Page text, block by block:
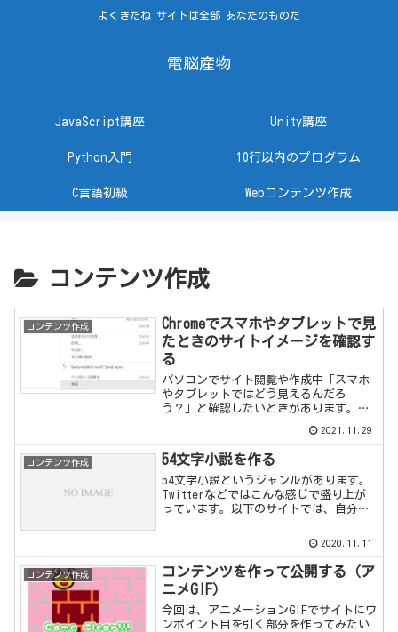
よくきたね サイトは全部 あなたのものだ
電脳産物
JavaScript講座 Unity講座
Python入門 10行以内のプログラム
C言語初級 Webコンテンツ作成
コンテンツ作成
コンテンツ作成
Chromeでスマホやタブレットで見
たときのサイトイメージを確認す
る
パソコンでサイト閲覧や作成中「スマホ
やタブレットではどう見えるんだろ
う？」と確認したいときがあります。そ
2021.11.29
コンテンツ作成 54文字小説を作る
54文字小説というジャンルがあります。
Twitterなどではこんな感じで盛り上が
っています。以下のサイトでは、自分が
用紙に書いたような作品がたちどころに
2020.11.11
コンテンツ作成
コンテンツを作って公開する（ア
ニメGIF）
今回は、アニメーションGIFでサイトにワ
ンポイント目を引く部分を作ってみたい